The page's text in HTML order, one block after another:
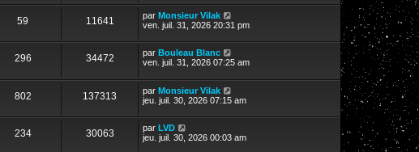
59 11641 par Monsieur Vilak
ven. juil. 31, 2026 20:31 pm
296 34472 par Bouleau Blanc
ven. juil. 31, 2026 07:25 am
802 137313 par Monsieur Vilak
jeu. juil. 30, 2026 07:15 am
234 30063 par LVD
jeu. juil. 30, 2026 00:03 am